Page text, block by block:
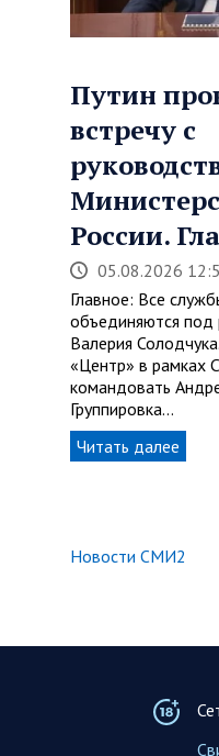
Путин
встречу с
России.
05.08.2026
Главное: Все
объединяются под
Валерия
«Центр» в рамках
командовать
Группировка…
Читать далее
Новости СМИ2